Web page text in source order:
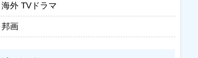
海外 TVドラマ
邦画